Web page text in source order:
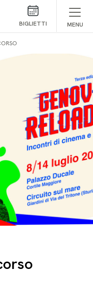
BIGLIETTI MENU